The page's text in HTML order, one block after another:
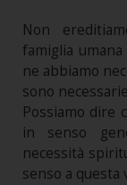
Non
famiglia
ne abbiamo
sono
Possiamo dire
in senso
necessità
senso a questa